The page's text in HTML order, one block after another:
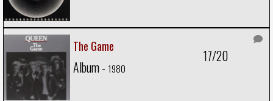
The Game
Album - 1980
17/20